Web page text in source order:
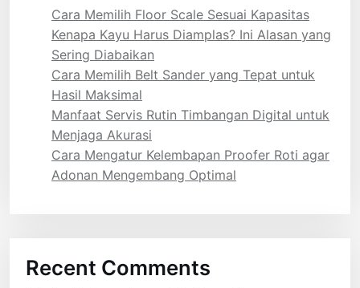
Cara Memilih Floor Scale Sesuai Kapasitas
Kenapa Kayu Harus Diamplas? Ini Alasan yang
Sering Diabaikan
Cara Memilih Belt Sander yang Tepat untuk
Hasil Maksimal
Manfaat Servis Rutin Timbangan Digital untuk
Menjaga Akurasi
Cara Mengatur Kelembapan Proofer Roti agar
Adonan Mengembang Optimal
Recent Comments